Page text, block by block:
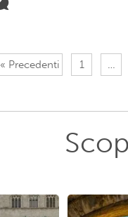
« Precedenti 1 …